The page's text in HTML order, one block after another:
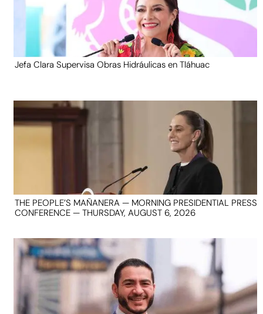
Jefa Clara Supervisa Obras Hidráulicas en Tláhuac
THE PEOPLE’S MAÑANERA — MORNING PRESIDENTIAL PRESS
CONFERENCE — THURSDAY, AUGUST 6, 2026